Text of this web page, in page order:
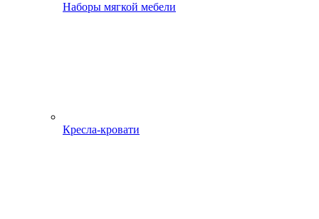
Наборы мягкой мебели
Кресла-кровати